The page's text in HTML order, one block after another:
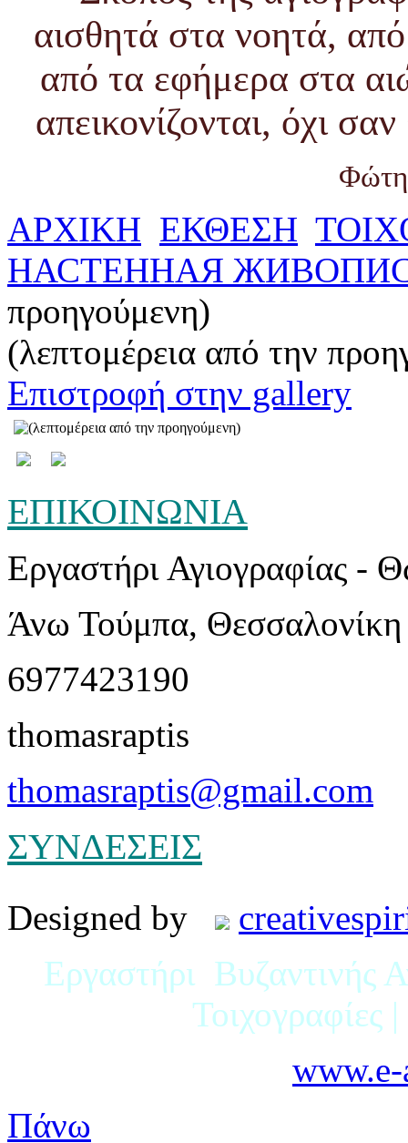
αισθητά στα νοητά,
από τα εφήμερα στα
απεικονίζονται, όχι
ΑΡΧΙΚΗ ΕΚΘΕΣΗ
НАСТЕННАЯ
προηγούμενη)
(λεπτομέρεια από την
Επιστροφή στην gallery
ΕΠΙΚΟΙΝΩΝΙΑ
Εργαστήρι Αγιογραφίας -
Άνω Τούμπα, Θεσσαλονίκη
6977423190
thomasraptis
thomasraptis@gmail.com
ΣΥΝΔΕΣΕΙΣ
Designed by
Εργαστήρι Βυζαντινής
Πάνω